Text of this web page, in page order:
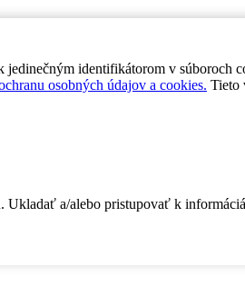
identifikátorom v súboroch
osobných údajov a cookies. Tieto
a/alebo pristupovať k